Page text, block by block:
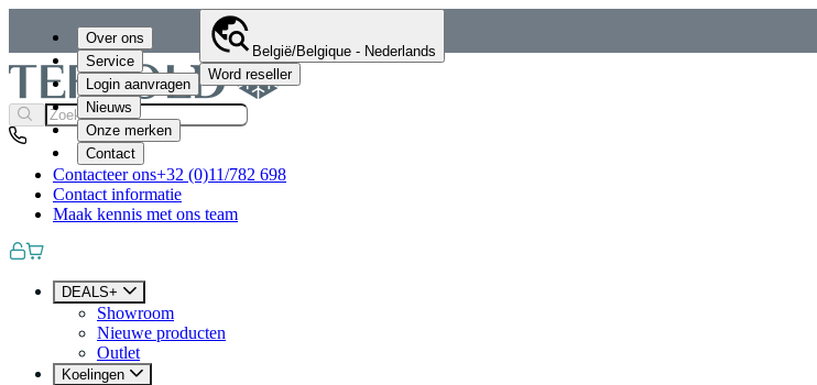
Over ons
Service
Login aanvragen
Nieuws
Onze merken
Contact
België/Belgique - Nederlands
Word reseller
Contacteer ons+32 (0)11/782 698
Contact informatie
Maak kennis met ons team
DEALS+
Showroom
Nieuwe producten
Outlet
Koelingen